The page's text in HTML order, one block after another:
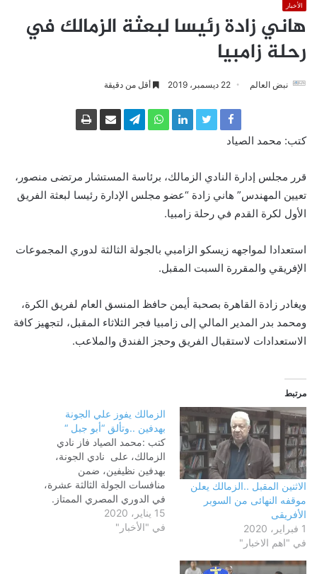
الأخبار
هاني زادة رئيسا لبعثة الزمالك في
رحلة زامبيا
نبض العالم 22 ديسمبر، 2019 أقل من دقيقة
كتب: محمد الصياد
قرر مجلس إدارة النادي الزمالك، برئاسة المستشار مرتضى منصور،
تعيين المهندس” هاني زادة “عضو مجلس الإدارة رئيسا لبعثة الفريق
الأول لكرة القدم في رحلة زامبيا.
استعدادا لمواجهه زيسكو الزامبي بالجولة الثالثة لدوري المجموعات
الإفريقي والمقررة السبت المقبل.
ويغادر زادة القاهرة بصحبة أيمن حافظ المنسق العام لفريق الكرة،
ومحمد بدر المدير المالي إلى زامبيا فجر الثلاثاء المقبل، لتجهيز كافة
الاستعدادات لاستقبال الفريق وحجز الفندق والملاعب.
مرتبط
الاثنين المقبل ..الزمالك يعلن
موقفه النهائى من السوبر
الأفريقى
1 فبراير، 2020
في "اهم الاخبار"
الزمالك يفوز علي الجونة
بهدفين ..وتألق “أبو جبل “
كتب :محمد الصياد فاز نادي
الزمالك، على نادي الجونة،
بهدفين نظيفين، ضمن
منافسات الجولة الثالثة عشرة،
في الدوري المصري الممتاز.
سجل هدفي الزمالك، محمود
عبدالرازق شيكابالا، والمغربي
15 يناير، 2020
في "الأخبار"